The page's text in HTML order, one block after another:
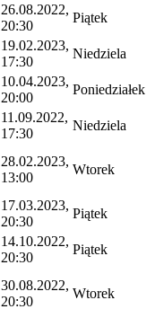
26.08.2022,
20:30
Piątek
19.02.2023,
17:30
Niedziela
10.04.2023,
20:00
Poniedziałek
11.09.2022,
17:30
Niedziela
28.02.2023,
13:00
Wtorek
17.03.2023,
20:30
Piątek
14.10.2022,
20:30
Piątek
30.08.2022,
20:30
Wtorek